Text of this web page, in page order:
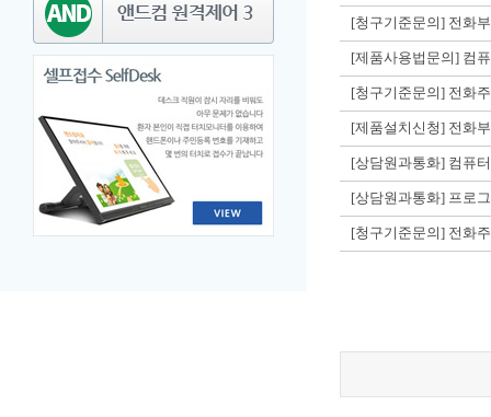
[청구기준문의] 전화
[제품사용법문의] 컴
[청구기준문의] 전화
[제품설치신청] 전화
[상담원과통화] 컴퓨
[상담원과통화] 프로
[청구기준문의] 전화